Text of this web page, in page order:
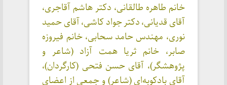
خانم طاهره طالقانی، دکتر هاشم آقاجری،
آقای قدیانی، دکتر جواد کاشی، آقای حمید
نوری، مهندس حامد سحابی، خانم فیروزه
صابر، خانم ثریا همت آزاد (شاعر و
پژوهشگر)، آقای حسن فتحی (کارگردان)،
آقای بادکوبه‌ای (شاعر) و جمعی از اعضای